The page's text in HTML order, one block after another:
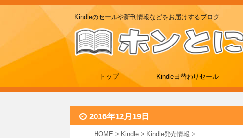
Kindleのセールや新刊情報などをお届けするブログ
トップ Kindle日替わりセール
2016年12月19日
HOME > Kindle > Kindle発売情報 >